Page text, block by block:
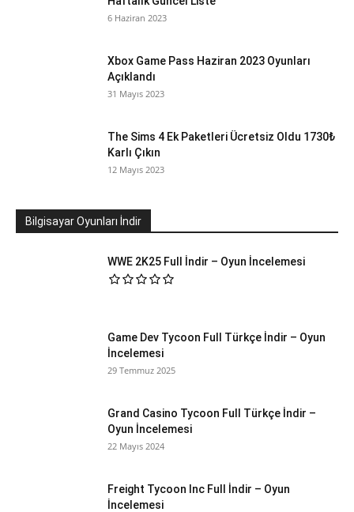
6 Haziran 2023
Xbox Game Pass Haziran 2023 Oyunları
Açıklandı
31 Mayıs 2023
The Sims 4 Ek Paketleri Ücretsiz Oldu 1730₺
Karlı Çıkın
12 Mayıs 2023
Bilgisayar Oyunları İndir
WWE 2K25 Full İndir – Oyun İncelemesi
Game Dev Tycoon Full Türkçe İndir – Oyun
İncelemesi
29 Temmuz 2025
Grand Casino Tycoon Full Türkçe İndir –
Oyun İncelemesi
22 Mayıs 2024
Freight Tycoon Inc Full İndir – Oyun
İncelemesi